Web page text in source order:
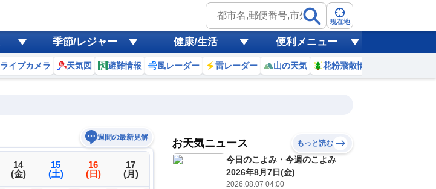
現在地
季節/レジャー 健康/生活 便利メニュー
ライブカメラ 天気図 避難情報 風レーダー 雷レーダー 山の天気 花粉飛散情報
週間の最新見解
14
(金)
15
(土)
16
(日)
17
(月)
18
20
(木)
D
21
(金)
E
お天気ニュース もっと読む
今日のこよみ・今週のこよみ
2026年8月7日(金)
2026.08.07 04:00